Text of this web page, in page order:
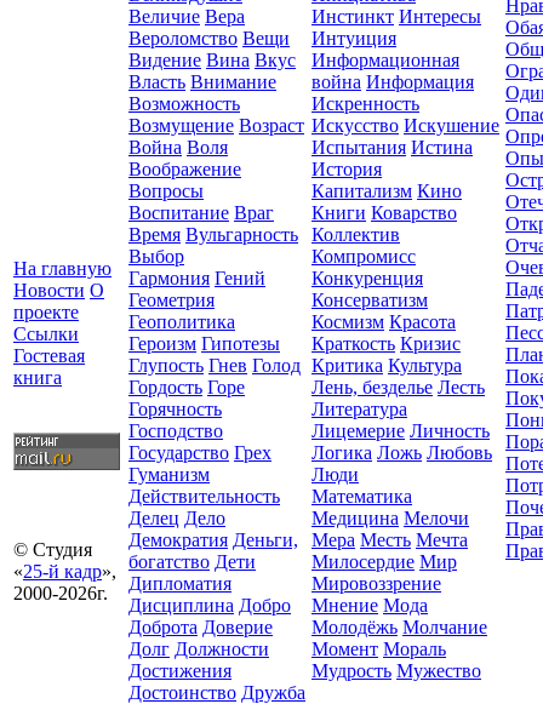
На главную
Новости О
проекте
Ссылки
Гостевая
книга
© Студия
«25-й кадр»,
2000-2026г.
Величие Вера
Вероломство Вещи
Видение Вина Вкус
Власть Внимание
Возможность
Возмущение Возраст
Война Воля
Воображение
Вопросы
Воспитание Враг
Время Вульгарность
Выбор
Гармония Гений
Геометрия
Геополитика
Героизм Гипотезы
Глупость Гнев Голод
Гордость Горе
Горячность
Господство
Государство Грех
Гуманизм
Действительность
Делец Дело
Демократия Деньги,
богатство Дети
Дипломатия
Дисциплина Добро
Доброта Доверие
Долг Должности
Достижения
Достоинство Дружба
Инстинкт Интересы
Интуиция
Информационная
война Информация
Искренность
Искусство Искушение
Испытания Истина
История
Капитализм Кино
Книги Коварство
Коллектив
Компромисc
Конкуренция
Консерватизм
Космизм Красота
Краткость Кризис
Критика Культура
Лень, безделье Лесть
Литература
Лицемерие Личность
Логика Ложь Любовь
Люди
Математика
Медицина Мелочи
Мера Месть Мечта
Милосердие Мир
Мировоззрение
Мнение Мода
Молодёжь Молчание
Момент Мораль
Мудрость Мужество